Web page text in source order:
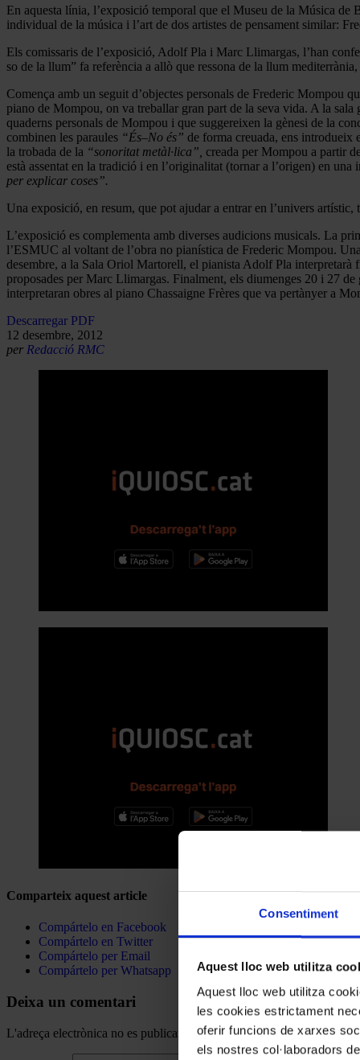
Consentiment
Aquest lloc web utilitza
Aquest lloc web utilitza
les cookies estrictament
oferir funcions de xarxes
els nostres col·laboradors
En aquesta línia, l’exposició temporal que el Museu de la Música de
individual de la música i l’art de dos artistes de pensament similar:
Els comissaris de l’exposició, Adolf Pla i Marc Llimargas, l’han
so de la llum” fa referència a allò que ressona de la llum
Comença amb un seguit d’objectes personals de Frederic Mompou
piano de Mompou, on va treballar gran part de la seva vida. A la sala
quaderns personals de Mompou i que suggereixen la gènesi de la
combinen les paraules “És–No és” de forma creuada, ens introdueix
la trobada de la “sonoritat metàl·lica”, creada per Mompou a partir
està assentat en la tradició i en l’originalitat (tornar a l’origen) en
per explicar coses”.
Una exposició, en resum, que pot ajudar a entrar en l’univers
L’exposició es complementa amb diverses audicions musicals. La
l’ESMUC al voltant de l’obra no pianística de Frederic Mompou.
desembre, a la Sala Oriol Martorell, el pianista Adolf Pla interpretarà
proposades per Marc Llimargas. Finalment, els diumenges 20 i 27
interpretaran obres al piano Chassaigne Frères que va pertànyer a
Descarregar PDF
12 desembre, 2012
per Redacció RMC
Comparteix aquest article
Compártelo en Facebook
Compártelo en Twitter
Compártelo per Email
Compártelo per Whatsapp
Deixa un comentari
L'adreça electrònica no es publicarà. Els camps necessaris estan